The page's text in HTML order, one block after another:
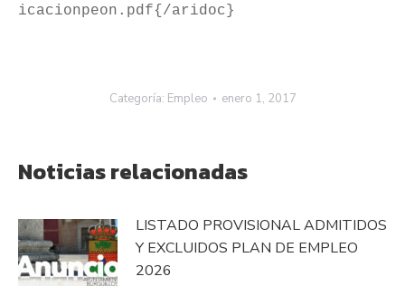
icacionpeon.pdf{/aridoc}
Categoría: Empleo enero 1, 2017
Noticias relacionadas
LISTADO PROVISIONAL ADMITIDOS
Y EXCLUIDOS PLAN DE EMPLEO
2026